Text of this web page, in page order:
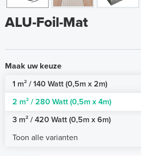
ALU-Foil-Mat
Maak uw keuze
1 m² / 140 Watt (0,5m x 2m)
2 m² / 280 Watt (0,5m x 4m)
3 m² / 420 Watt (0,5m x 6m)
Toon alle varianten